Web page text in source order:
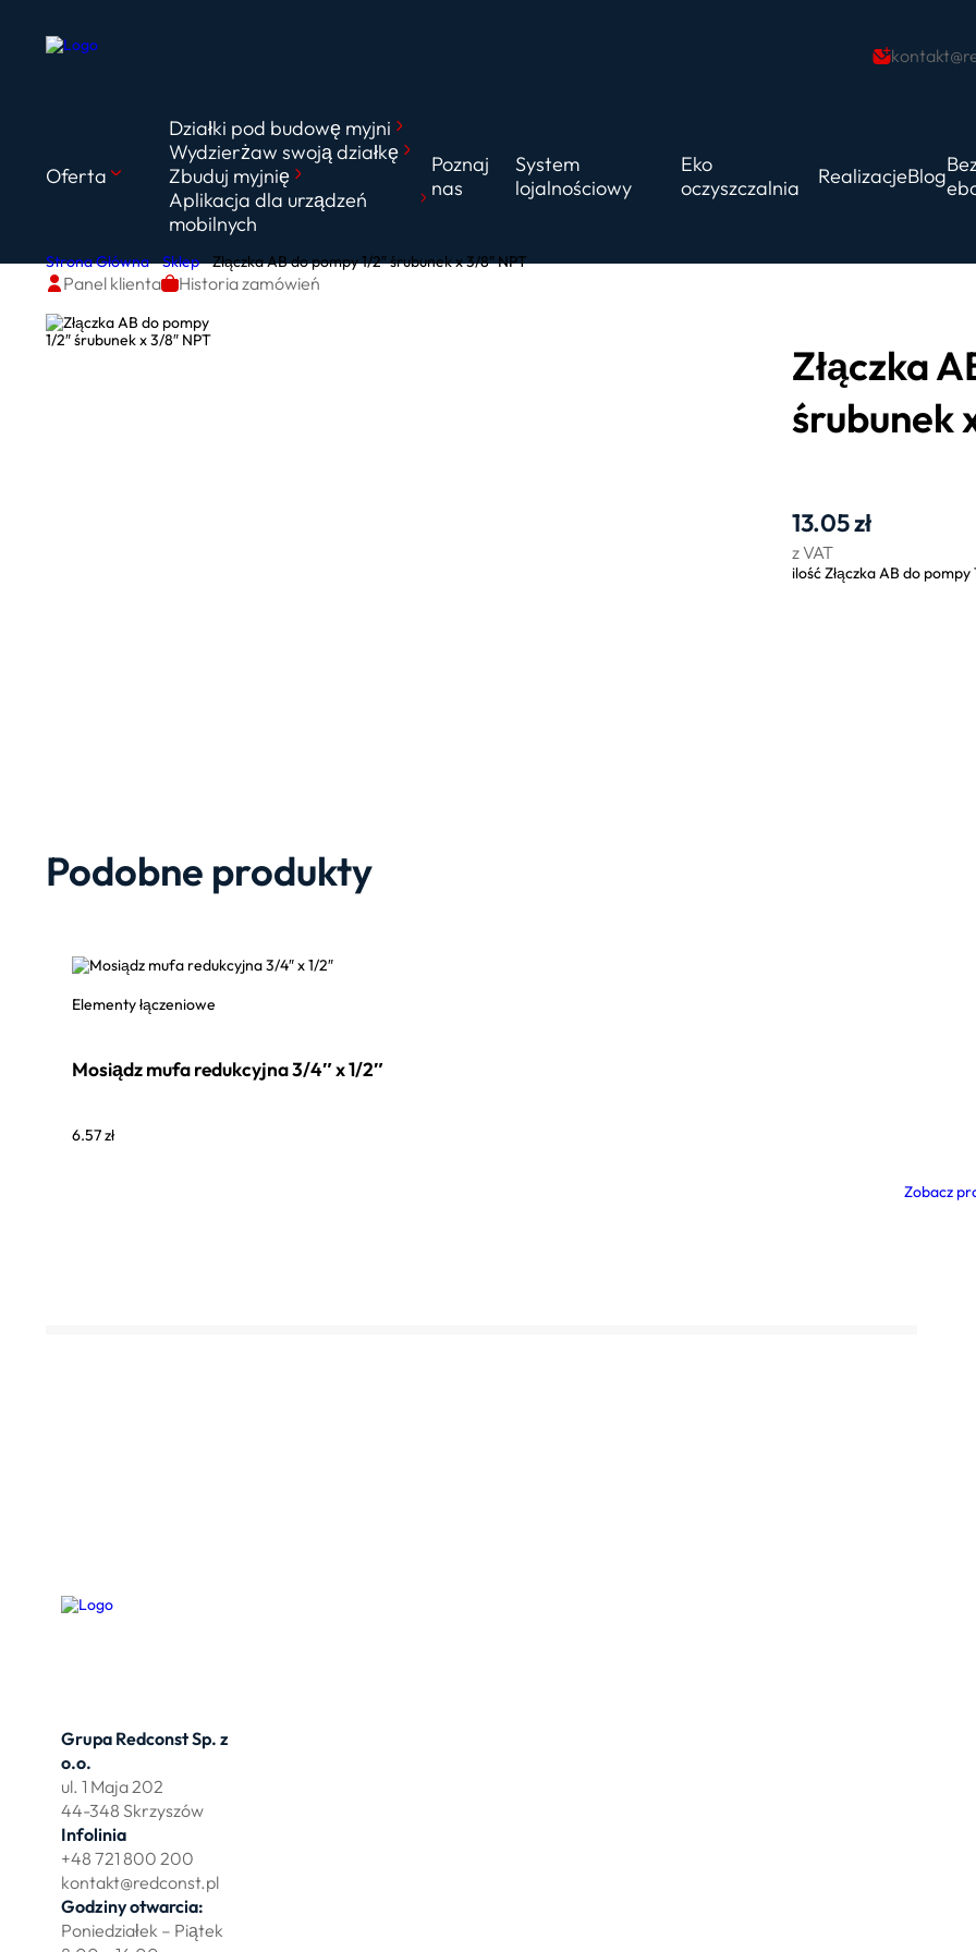
Oferta
Działki pod budowę myjni
Wydzierżaw swoją działkę
Zbuduj myjnię
Aplikacja dla urządzeń
mobilnych
Poznaj
nas
System
lojalnościowy
Eko
oczyszczalnia
RealizacjeBlog
Panel klienta Historia zamówień
Strona Główna Sklep Złączka AB do pompy 1/2″ śrubunek x 3/8″ NPT
Złączka
śrubunek
13.05zł
z VAT
ilość Złączka AB do pompy
Podobne produkty
Elementy łączeniowe
Mosiądz mufa redukcyjna 3/4″ x 1/2″
6.57zł
Zobacz
Grupa Redconst Sp. z
o.o.
ul. 1 Maja 202
44-348 Skrzyszów
Infolinia
+48 721 800 200
kontakt@redconst.pl
Godziny otwarcia:
Poniedziałek – Piątek